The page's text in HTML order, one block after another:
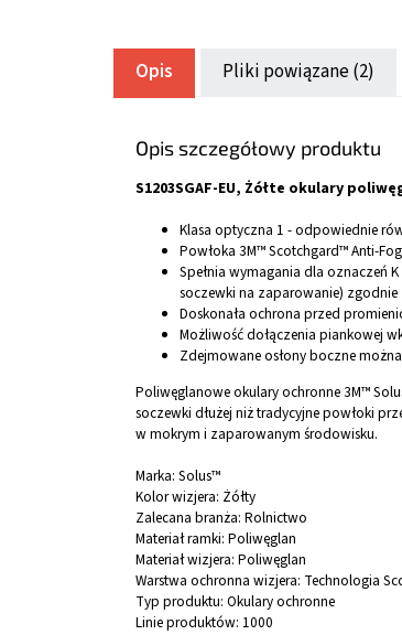
Opis Pliki powiązane (2)
Opis szczegółowy produktu
S1203SGAF-EU, Żółte okulary
Klasa optyczna 1 - odpowiednie
Powłoka 3M™ Scotchgard™ Anti-
Spełnia wymagania dla oznaczeń
soczewki na zaparowanie) zgodnie
Doskonała ochrona przed
Możliwość dołączenia piankowej
Zdejmowane osłony boczne
Poliwęglanowe okulary ochronne 3M™
soczewki dłużej niż tradycyjne powłoki
w mokrym i zaparowanym środowisku.
Marka: Solus™
Kolor wizjera: Żółty
Zalecana branża: Rolnictwo
Materiał ramki: Poliwęglan
Materiał wizjera: Poliwęglan
Warstwa ochronna wizjera: Technologia
Typ produktu: Okulary ochronne
Linie produktów: 1000